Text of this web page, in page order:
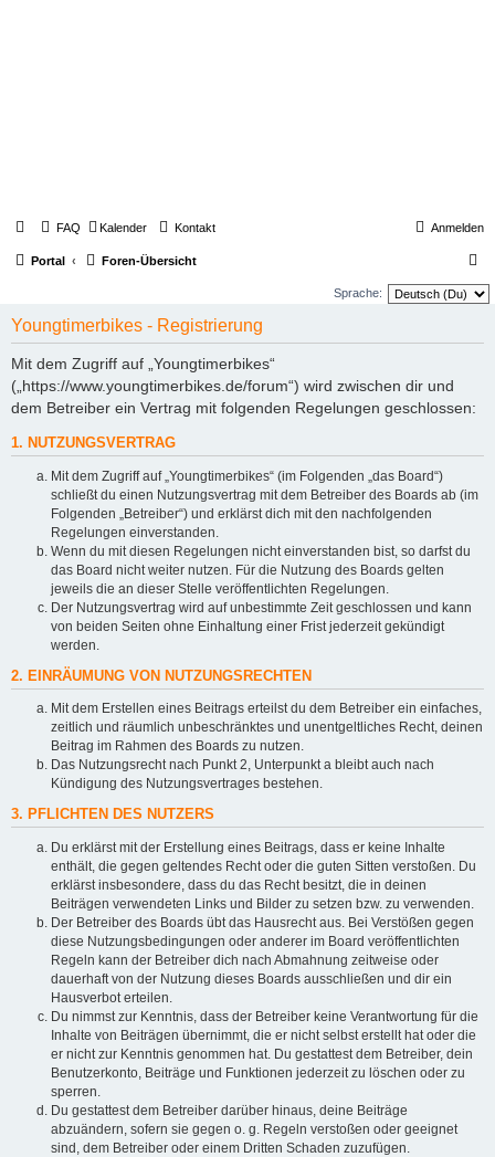
FAQ Kalender Kontakt Anmelden
Portal Foren-Übersicht
u
Sprache:
Youngtimerbikes - Registrierung
Mit dem Zugriff auf „Youngtimerbikes“
(„https://www.youngtimerbikes.de/forum“) wird zwischen dir und
dem Betreiber ein Vertrag mit folgenden Regelungen geschlossen:
1. NUTZUNGSVERTRAG
Mit dem Zugriff auf „Youngtimerbikes“ (im Folgenden „das Board“)
schließt du einen Nutzungsvertrag mit dem Betreiber des Boards ab (im
Folgenden „Betreiber“) und erklärst dich mit den nachfolgenden
Regelungen einverstanden.
Wenn du mit diesen Regelungen nicht einverstanden bist, so darfst du
das Board nicht weiter nutzen. Für die Nutzung des Boards gelten
jeweils die an dieser Stelle veröffentlichten Regelungen.
Der Nutzungsvertrag wird auf unbestimmte Zeit geschlossen und kann
von beiden Seiten ohne Einhaltung einer Frist jederzeit gekündigt
werden.
2. EINRÄUMUNG VON NUTZUNGSRECHTEN
Mit dem Erstellen eines Beitrags erteilst du dem Betreiber ein einfaches,
zeitlich und räumlich unbeschränktes und unentgeltliches Recht, deinen
Beitrag im Rahmen des Boards zu nutzen.
Das Nutzungsrecht nach Punkt 2, Unterpunkt a bleibt auch nach
Kündigung des Nutzungsvertrages bestehen.
3. PFLICHTEN DES NUTZERS
Du erklärst mit der Erstellung eines Beitrags, dass er keine Inhalte
enthält, die gegen geltendes Recht oder die guten Sitten verstoßen. Du
erklärst insbesondere, dass du das Recht besitzt, die in deinen
Beiträgen verwendeten Links und Bilder zu setzen bzw. zu verwenden.
Der Betreiber des Boards übt das Hausrecht aus. Bei Verstößen gegen
diese Nutzungsbedingungen oder anderer im Board veröffentlichten
Regeln kann der Betreiber dich nach Abmahnung zeitweise oder
dauerhaft von der Nutzung dieses Boards ausschließen und dir ein
Hausverbot erteilen.
Du nimmst zur Kenntnis, dass der Betreiber keine Verantwortung für die
Inhalte von Beiträgen übernimmt, die er nicht selbst erstellt hat oder die
er nicht zur Kenntnis genommen hat. Du gestattest dem Betreiber, dein
Benutzerkonto, Beiträge und Funktionen jederzeit zu löschen oder zu
sperren.
Du gestattest dem Betreiber darüber hinaus, deine Beiträge
abzuändern, sofern sie gegen o. g. Regeln verstoßen oder geeignet
sind, dem Betreiber oder einem Dritten Schaden zuzufügen.